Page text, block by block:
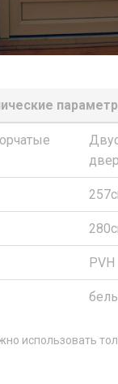
PVH
использовать